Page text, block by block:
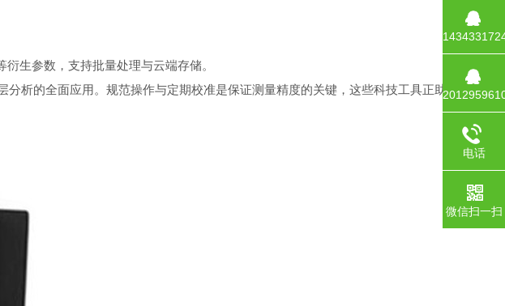
生参数，支持批量处理与云端存储。
析的全面应用。规范操作与定期校准是保证测量精度的关键，这些科技工具正助
电话
微信扫一扫